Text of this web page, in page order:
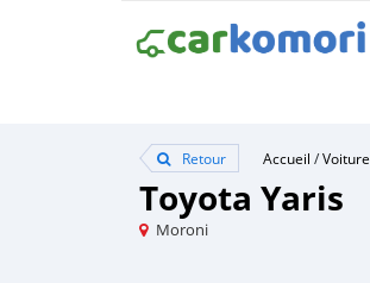
Retour Accueil /Voiture
Toyota Yaris
Moroni